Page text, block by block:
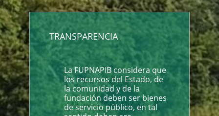
TRANSPARENCIA
La FUPNAPIB considera que
los recursos del Estado, de
la comunidad y de la
fundación deben ser bienes
de servicio público, en tal